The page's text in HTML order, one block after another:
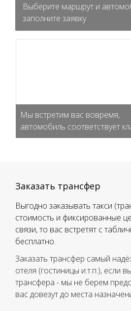
Выберите маршрут и
заполните заявку
Мы встретим вас вовремя,
автомобиль соответствует
Заказать трансфер самый
отеля (гостиницы и.т.п.), если
трансфера - мы не берем
вас довезут до места
Заказать трансфер
Выгодно заказывать такси
стоимость и фиксированные
связи, то вас встретят с
бесплатно.